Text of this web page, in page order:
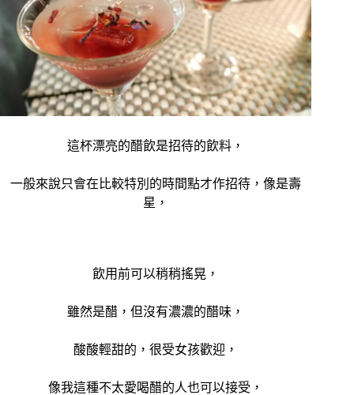
這杯漂亮的醋飲是招待的飲料，
一般來說只會在比較特別的時間點才作招待，像是壽
星，
飲用前可以稍稍搖晃，
雖然是醋，但沒有濃濃的醋味，
酸酸輕甜的，很受女孩歡迎，
像我這種不太愛喝醋的人也可以接受，